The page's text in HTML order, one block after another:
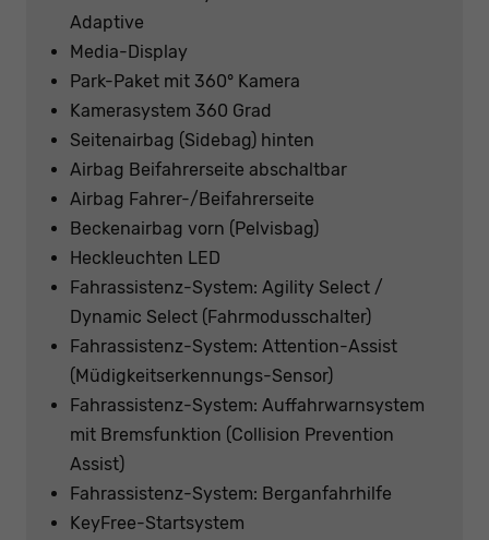
Adaptive
Media-Display
Park-Paket mit 360° Kamera
Kamerasystem 360 Grad
Seitenairbag (Sidebag) hinten
Airbag Beifahrerseite abschaltbar
Airbag Fahrer-/Beifahrerseite
Beckenairbag vorn (Pelvisbag)
Heckleuchten LED
Fahrassistenz-System: Agility Select /
Dynamic Select (Fahrmodusschalter)
Fahrassistenz-System: Attention-Assist
(Müdigkeitserkennungs-Sensor)
Fahrassistenz-System: Auffahrwarnsystem
mit Bremsfunktion (Collision Prevention
Assist)
Fahrassistenz-System: Berganfahrhilfe
KeyFree-Startsystem